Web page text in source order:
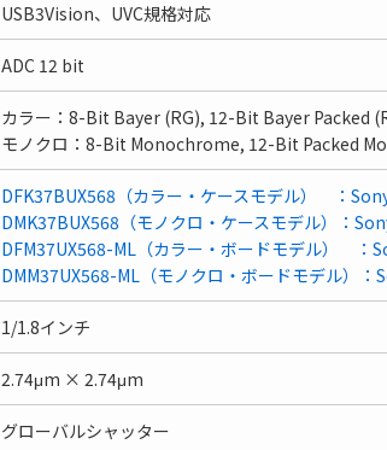
USB3Vision、UVC規格対応
ADC 12 bit
カラー：8-Bit Bayer (RG), 12-Bit Bayer Packed
モノクロ：8-Bit Monochrome, 12-Bit Packed
DFK37BUX568（カラー・ケースモデル） ：
DMK37BUX568（モノクロ・ケースモデル）：
DFM37UX568-ML（カラー・ボードモデル） ：
DMM37UX568-ML（モノクロ・ボードモデル）：
1/1.8インチ
2.74μm × 2.74μm
グローバルシャッター